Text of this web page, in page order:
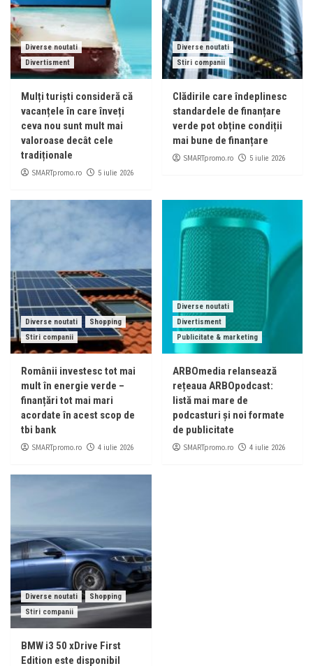
Diverse noutati
Divertisment
Mulți turiști consideră că
vacanțele în care înveți
ceva nou sunt mult mai
valoroase decât cele
tradiționale
SMARTpromo.ro 5 iulie 2026
Diverse noutati
Stiri companii
Clădirile care îndeplinesc
standardele de finanțare
verde pot obține condiții
mai bune de finanțare
SMARTpromo.ro 5 iulie 2026
Diverse noutati
Shopping
Stiri companii
Românii investesc tot mai
mult în energie verde –
finanțări tot mai mari
acordate în acest scop de
tbi bank
SMARTpromo.ro 4 iulie 2026
Diverse noutati
Divertisment
Publicitate & marketing
ARBOmedia relansează
rețeaua ARBOpodcast:
listă mai mare de
podcasturi și noi formate
de publicitate
SMARTpromo.ro 4 iulie 2026
Diverse noutati
Shopping
Stiri companii
BMW i3 50 xDrive First
Edition este disponibil